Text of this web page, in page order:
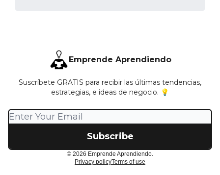
Emprende Aprendiendo
Suscríbete GRATIS para recibir las últimas tendencias,
estrategias, e ideas de negocio. 💡
© 2026 Emprende Aprendiendo.
Privacy policyTerms of use